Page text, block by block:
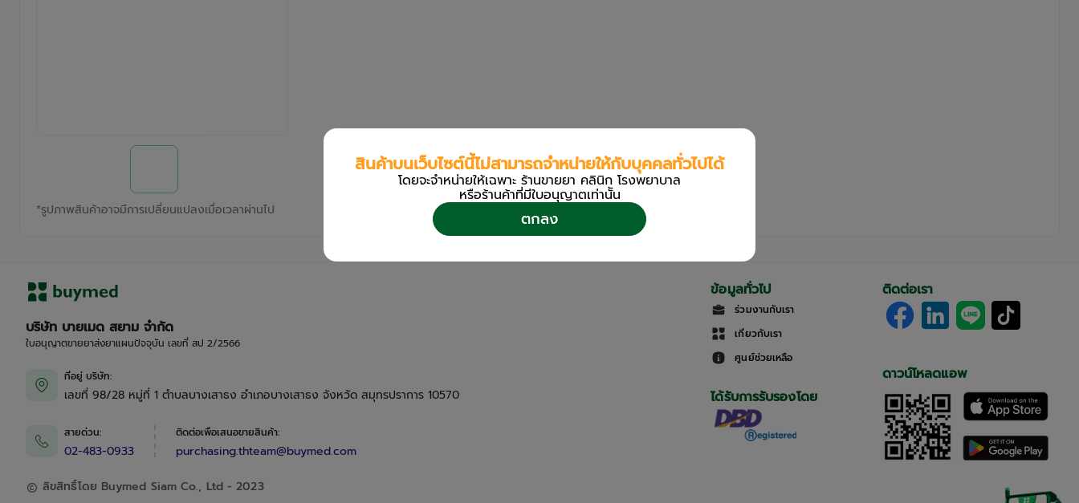
*รูปภาพสินค้าอาจมีการเปลี่ยนแปลงเมื่อเวลาผ่านไป
บริษัท บายเมด สยาม จำกัด
ใบอนุญาตขายยาส่งยาแผนปัจจุบัน เลขที่ สป 2/2566
ที่อยู่ บริษัท:
เลขที่ 98/28 หมู่ที่ 1 ตำบลบางเสาธง อำเภอบางเสาธง จังหวัด สมุทรปราการ 10570
สายด่วน:
02-483-0933
ติดต่อเพื่อเสนอขายสินค้า:
purchasing.thteam@buymed.com
ลิขสิทธิ์โดย Buymed Siam Co., Ltd - 2023
ข้อมูลทั่วไป
ร่วมงานกับเรา
เกี่ยวกับเรา
ศูนย์ช่วยเหลือ
ได้รับการรับรองโดย
ติดต่อเรา
ดาวน์โหลดแอพ
สินค้าบนเว็บไซต์นี้ไม่สามารถจำหน่ายให้กับบุคคลทั่วไปได้
โดยจะจำหน่ายให้เฉพาะ ร้านขายยา คลินิก โรงพยาบาล
หรือร้านค้าที่มีใบอนุญาตเท่านััน
ตกลง